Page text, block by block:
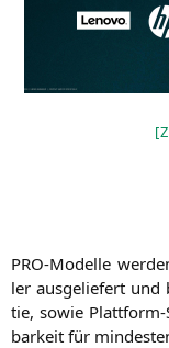
PRO-Model­le
ler aus­ge­lie­fert
tie, sowie
bar­keit für